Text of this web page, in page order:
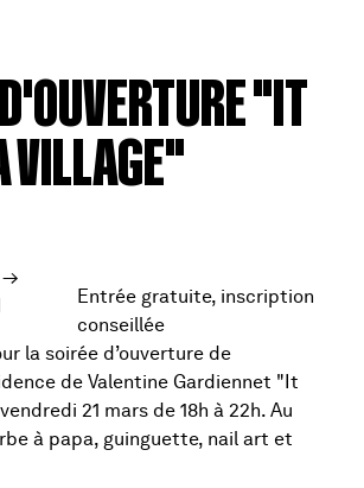
"IT
VILLAGE"
→
Entrée gratuite, inscription
conseillée
la soirée d’ouverture de
de Valentine Gardiennet "It
21 mars de 18h à 22h. Au
à papa, guinguette, nail art et